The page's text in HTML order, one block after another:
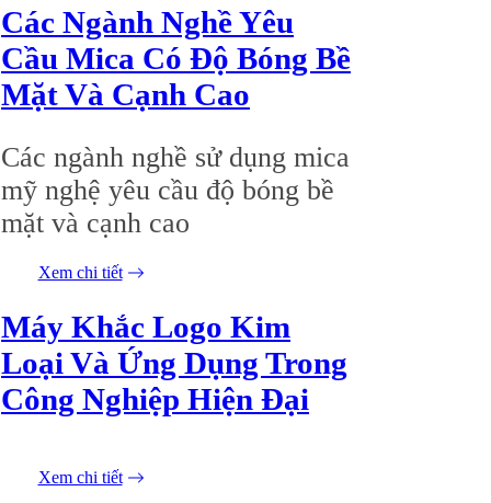
Các Ngành Nghề Yêu
Cầu Mica Có Độ Bóng Bề
Mặt Và Cạnh Cao
Các ngành nghề sử dụng mica
mỹ nghệ yêu cầu độ bóng bề
mặt và cạnh cao
Xem chi tiết
05/06/2026
Máy Khắc Logo Kim
Loại Và Ứng Dụng Trong
Công Nghiệp Hiện Đại
Xem chi tiết
23/05/2026